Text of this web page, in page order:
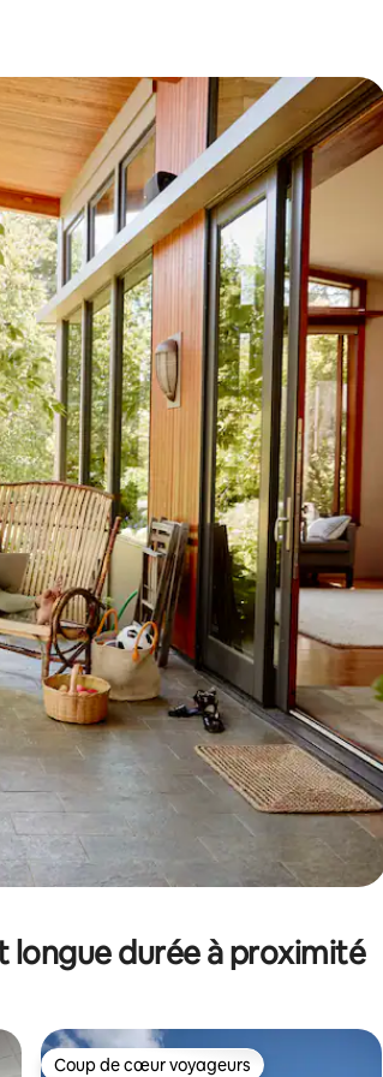
parcourir ou en appuyant et en faisant glisser.
longue durée à proximité
Coup de cœur voyageurs